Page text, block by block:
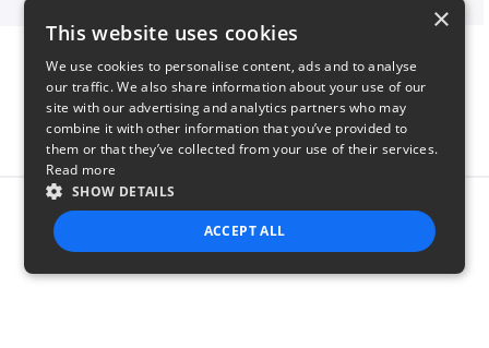
$51 $40
Report this product
×
This website uses cookies
We use cookies to personalise content, ads and to analyse
our traffic. We also share information about your use of our
site with our advertising and analytics partners who may
combine it with other information that you’ve provided to
them or that they’ve collected from your use of their services.
Read more
SHOW DETAILS
ACCEPT ALL
STRICTLY NECESSARY PERFORMANCE